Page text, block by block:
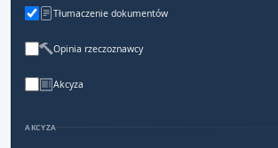
Tłumaczenie dokumentów
Opinia rzeczoznawcy
Akcyza
AKCYZA